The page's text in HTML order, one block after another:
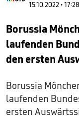
15.10.2022 •
Borussia
laufenden
den ersten
Borussia
laufenden
ersten